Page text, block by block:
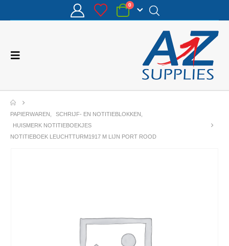
0
PAPIERWAREN SCHRIJF- EN NOTITIEBLOKKEN
HUISMERK NOTITIEBOEKJES
NOTITIEBOEK LEUCHTTURM1917 M LIJN PORT ROOD